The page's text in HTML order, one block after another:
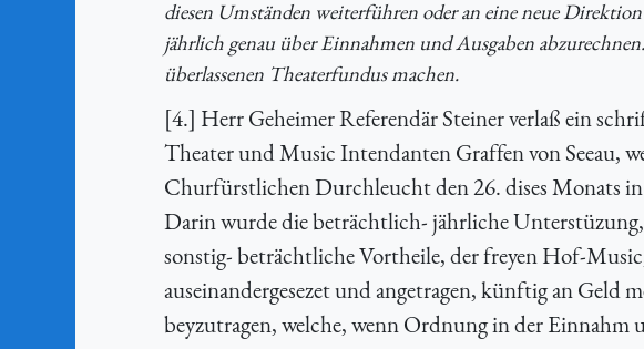
diesen Umständen weiterführen oder an eine neue
jährlich genau über Einnahmen und Ausgaben
überlassenen Theaterfundus machen.
[4.] Herr Geheimer Referendär Steiner verlaß ein
Theater und Music Intendanten Graffen von Seeau,
Churfürstlichen Durchleucht den 26. dises Monats
Darin wurde die beträchtlich- jährliche
sonstig- beträchtliche Vortheile, der freyen Hof-
auseinandergesezet und angetragen, künftig an Geld
beyzutragen, welche, wenn Ordnung in der